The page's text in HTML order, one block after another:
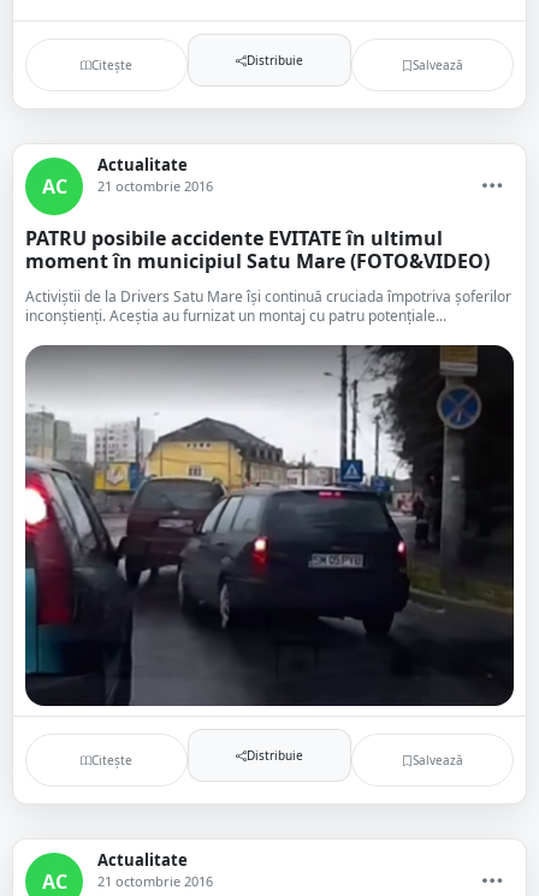
Citește Distribuie Salvează
AC
Actualitate
21 octombrie 2016
PATRU posibile accidente EVITATE în ultimul
moment în municipiul Satu Mare (FOTO&VIDEO)
Activiștii de la Drivers Satu Mare își continuă cruciada împotriva șoferilor
inconștienți. Aceștia au furnizat un montaj cu patru potențiale...
Citește Distribuie Salvează
AC
Actualitate
21 octombrie 2016